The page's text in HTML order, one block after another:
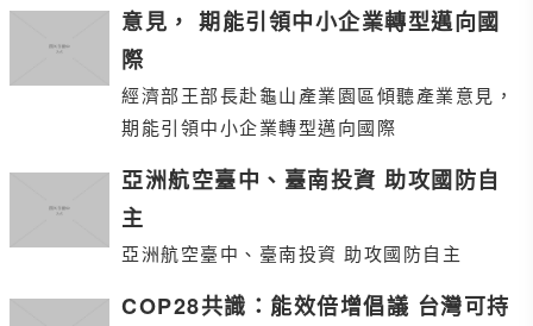
意見， 期能引領中小企業轉型邁向國
際
經濟部王部長赴龜山產業園區傾聽產業意見，
期能引領中小企業轉型邁向國際
亞洲航空臺中、臺南投資 助攻國防自
主
亞洲航空臺中、臺南投資 助攻國防自主
COP28共識：能效倍增倡議 台灣可持